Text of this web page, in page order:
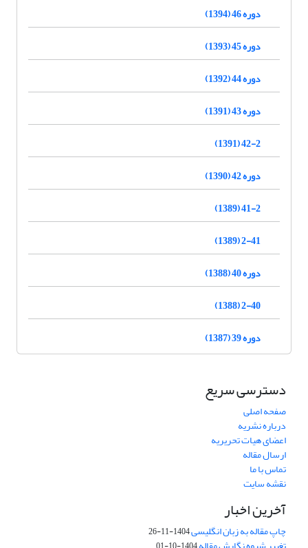
دوره 46 (1394)
دوره 45 (1393)
دوره 44 (1392)
دوره 43 (1391)
42-2 (1391)
دوره 42 (1390)
41-2 (1389)
2-41 (1389)
دوره 40 (1388)
2-40 (1388)
دوره 39 (1387)
دسترسی سریع
صفحه اصلی
درباره نشریه
اعضای هیات تحریریه
ارسال مقاله
تماس با ما
نقشه سایت
آخرین اخبار
چاپ مقاله به زبان انگلیسی1404-11-26